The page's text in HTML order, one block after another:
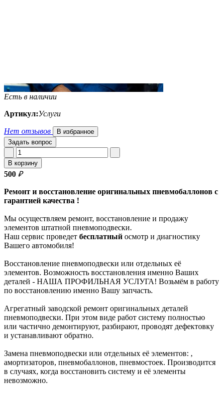
Есть в наличии
Артикул:Услуги
Нет отзывов
В избранное
Задать вопрос
В корзину
500 ₽
Ремонт и восстановление оригинальных пневмобаллонов с
гарантией качества !
Мы осуществляем ремонт, восстановление и продажу
элементов штатной пневмоподвески.
Наш сервис проведет бесплатный осмотр и диагностику
Вашего автомобиля!
Восстановление пневмоподвески или отдельных её
элементов. Возможность восстановления именно Ваших
деталей - НАША ПРОФИЛЬНАЯ УСЛУГА! Возьмём в работу
по восстановлению именно Вашу запчасть.
Агрегатный заводской ремонт оригинальных деталей
пневмоподвески. При этом виде работ систему полностью
или частично демонтируют, разбирают, проводят дефектовку
и устанавливают обратно.
Замена пневмоподвески или отдельных её элементов: ,
амортизаторов, пневмобаллонов, пневмостоек. Производится
в случаях, когда восстановить систему и её элементы
невозможно.